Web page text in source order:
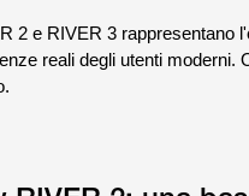
2 e RIVER 3 rappresentano
reali degli utenti